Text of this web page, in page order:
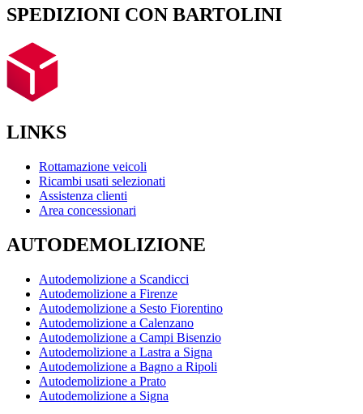
SPEDIZIONI CON BARTOLINI
LINKS
Rottamazione veicoli
Ricambi usati selezionati
Assistenza clienti
Area concessionari
AUTODEMOLIZIONE
Autodemolizione a Scandicci
Autodemolizione a Firenze
Autodemolizione a Sesto Fiorentino
Autodemolizione a Calenzano
Autodemolizione a Campi Bisenzio
Autodemolizione a Lastra a Signa
Autodemolizione a Bagno a Ripoli
Autodemolizione a Prato
Autodemolizione a Signa